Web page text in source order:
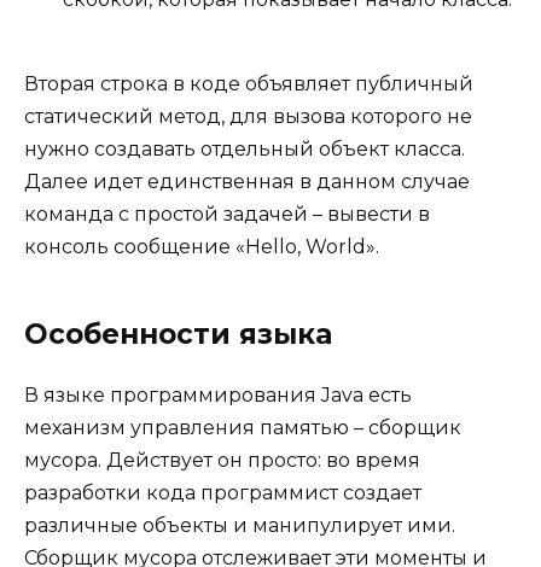
Вторая строка в коде объявляет публичный
статический метод, для вызова которого не
нужно создавать отдельный объект класса.
Далее идет единственная в данном случае
команда с простой задачей – вывести в
консоль сообщение «Hello, World».
Особенности языка
В языке программирования Java есть
механизм управления памятью – сборщик
мусора. Действует он просто: во время
разработки кода программист создает
различные объекты и манипулирует ими.
Сборщик мусора отслеживает эти моменты и